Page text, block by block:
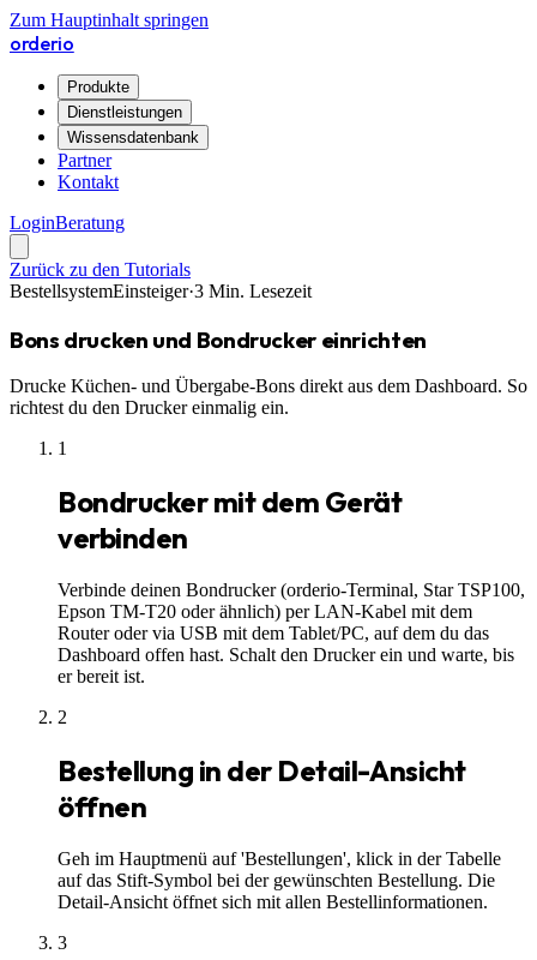
Zum Hauptinhalt springen
orderio
Produkte
Dienstleistungen
Wissensdatenbank
Partner
Kontakt
LoginBeratung
Zurück zu den Tutorials
BestellsystemEinsteiger·3 Min. Lesezeit
Bons drucken und Bondrucker einrichten
Drucke Küchen- und Übergabe-Bons direkt aus dem Dashboard. So
richtest du den Drucker einmalig ein.
1
Bondrucker mit dem Gerät
verbinden
Verbinde deinen Bondrucker (orderio-Terminal, Star TSP100,
Epson TM-T20 oder ähnlich) per LAN-Kabel mit dem
Router oder via USB mit dem Tablet/PC, auf dem du das
Dashboard offen hast. Schalt den Drucker ein und warte, bis
er bereit ist.
2
Bestellung in der Detail-Ansicht
öffnen
Geh im Hauptmenü auf 'Bestellungen', klick in der Tabelle
auf das Stift-Symbol bei der gewünschten Bestellung. Die
Detail-Ansicht öffnet sich mit allen Bestellinformationen.
3